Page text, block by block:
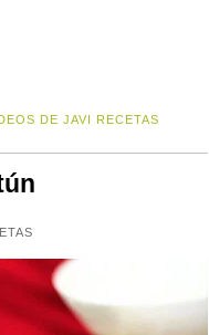
DE JAVI RECETAS